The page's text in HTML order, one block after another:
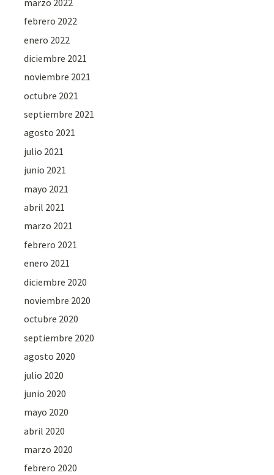
febrero 2022
enero 2022
diciembre 2021
noviembre 2021
octubre 2021
septiembre 2021
agosto 2021
julio 2021
junio 2021
mayo 2021
abril 2021
marzo 2021
febrero 2021
enero 2021
diciembre 2020
noviembre 2020
octubre 2020
septiembre 2020
agosto 2020
julio 2020
junio 2020
mayo 2020
abril 2020
marzo 2020
febrero 2020